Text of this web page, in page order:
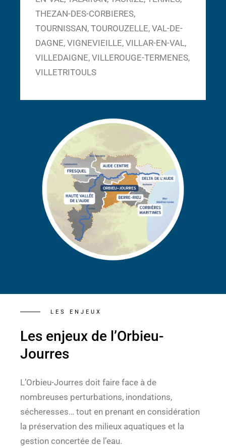
THEZAN-DES-CORBIERES,
TOURNISSAN, TOUROUZELLE, VAL-DE-
DAGNE, VIGNEVIEILLE, VILLAR-EN-VAL,
VILLEDAIGNE, VILLEROUGE-TERMENES,
VILLETRITOULS
LES ENJEUX
Les enjeux de l’Orbieu-
Jourres
L’Orbieu-Jourres doit faire face à de
nombreuses perturbations, inondations,
sécheresses… tout en prenant en considération
la préservation des milieux aquatiques et la
gestion concertée de l’eau.